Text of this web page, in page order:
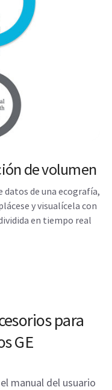
de volumen
de una ecografía,
y visualícela con
en tiempo real
para
GE
manual del usuario